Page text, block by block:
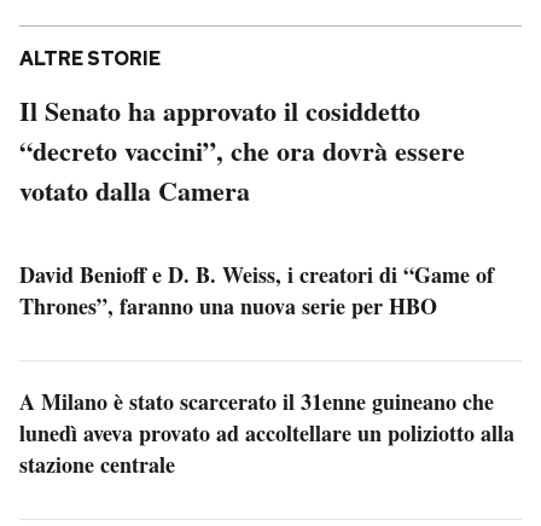
ALTRE STORIE
Il Senato ha approvato il cosiddetto
“decreto vaccini”, che ora dovrà essere
votato dalla Camera
David Benioff e D. B. Weiss, i creatori di “Game of
Thrones”, faranno una nuova serie per HBO
A Milano è stato scarcerato il 31enne guineano che
lunedì aveva provato ad accoltellare un poliziotto alla
stazione centrale